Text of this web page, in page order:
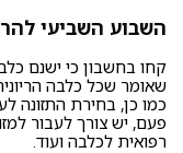
השבוע השביעי
קחו בחשבון כי ישנם
שאומר שכל כלבה
כמו כן, בחירת התזונה
פעם, יש צורך לעבור
רפואית לכלבה ועוד.